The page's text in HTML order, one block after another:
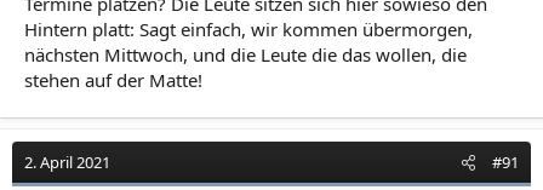
Hintern platt: Sagt einfach, wir kommen übermorgen,
nächsten Mittwoch, und die Leute die das wollen, die
stehen auf der Matte!
2. April 2021 #91